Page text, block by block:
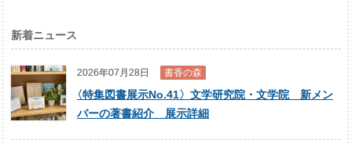
新着ニュース
2026年07月28日 書香の森
〈特集図書展示No.41〉文学研究院・文学院 新メン
バーの著書紹介 展示詳細